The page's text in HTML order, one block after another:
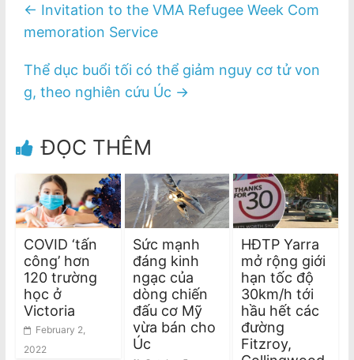
← Invitation to the VMA Refugee Week Com
memoration Service
Thể dục buổi tối có thể giảm nguy cơ tử von
g, theo nghiên cứu Úc →
ĐỌC THÊM
COVID ‘tấn
công’ hơn
120 trường
học ở
Victoria
February 2,
2022
Sức mạnh
đáng kinh
ngạc của
dòng chiến
đấu cơ Mỹ
vừa bán cho
Úc
HĐTP Yarra
mở rộng giới
hạn tốc độ
30km/h tới
hầu hết các
đường
Fitzroy,